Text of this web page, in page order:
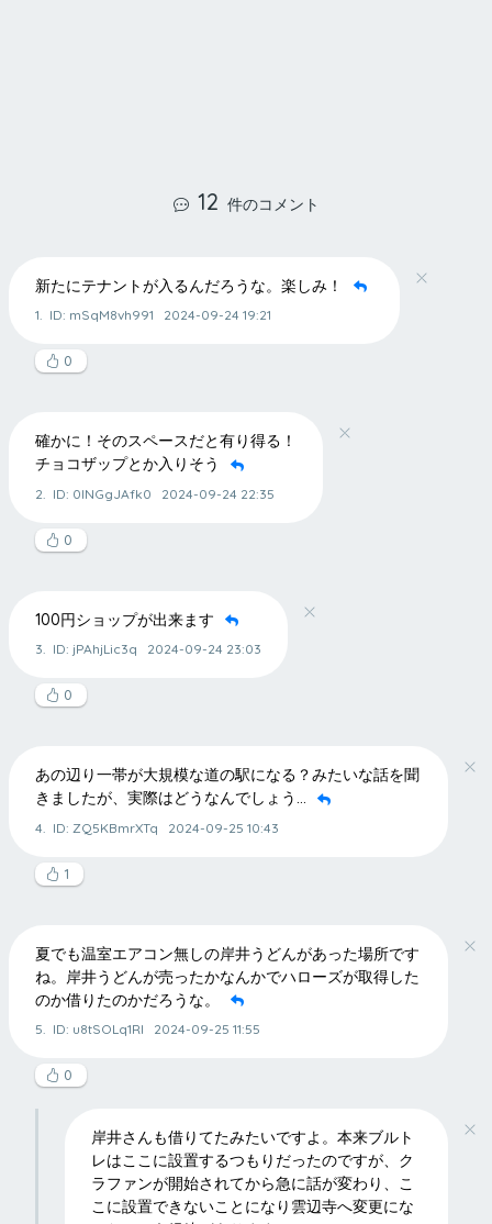
12 件のコメント
新たにテナントが入るんだろうな。楽しみ！
1. ID: mSqM8vh991 2024-09-24 19:21
0
確かに！そのスペースだと有り得る！
チョコザップとか入りそう
2. ID: 0lNGgJAfk0 2024-09-24 22:35
0
100円ショップが出来ます
3. ID: jPAhjLic3q 2024-09-24 23:03
0
あの辺り一帯が大規模な道の駅になる？みたいな話を聞
きましたが、実際はどうなんでしょう…
4. ID: ZQ5KBmrXTq 2024-09-25 10:43
1
夏でも温室エアコン無しの岸井うどんがあった場所です
ね。岸井うどんが売ったかなんかでハローズが取得した
のか借りたのかだろうな。
5. ID: u8tSOLq1RI 2024-09-25 11:55
0
岸井さんも借りてたみたいですよ。本来ブルト
レはここに設置するつもりだったのですが、ク
ラファンが開始されてから急に話が変わり、こ
こに設置できないことになり雲辺寺へ変更にな